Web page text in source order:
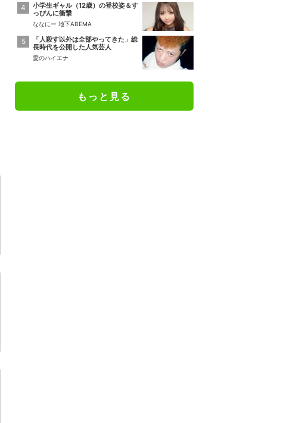
小学生ギャル（12歳）の登校姿＆す
っぴんに衝撃
ななにー 地下ABEMA
「人殺す以外は全部やってきた」総
長時代を公開した人気芸人
愛のハイエナ
もっと見る